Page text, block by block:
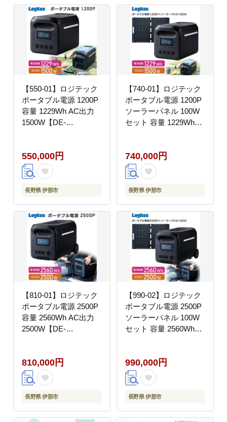
【550-01】ロジテック
ポータブル電源 1200P
容量 1229Wh AC出力
1500W【DE-
550,000円
長野県 伊那市
【740-01】ロジテック
ポータブル電源 1200P
ソーラーパネル 100W
セット 容量 1229Wh
SP100DLNV】
740,000円
長野県 伊那市
【810-01】ロジテック
ポータブル電源 2500P
容量 2560Wh AC出力
2500W【DE-
810,000円
長野県 伊那市
【990-02】ロジテック
ポータブル電源 2500P
ソーラーパネル 100W
セット 容量 2560Wh
SP100DLNV】
990,000円
長野県 伊那市